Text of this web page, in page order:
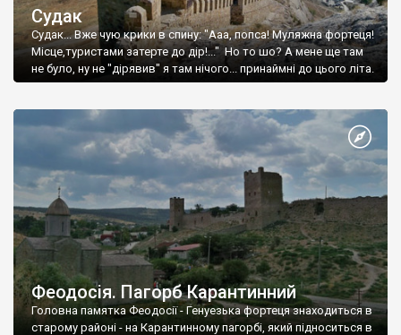
Судак
Судак... Вже чую крики в спину: "Ааа, попса! Муляжна фортеця!
Місце,туристами затерте до дір!..." Но то шо? А мене ще там
не було, ну не "дірявив" я там нічого... принаймні до цього літа.
Феодосія. Пагорб Карантинний
Головна памятка Феодосії - Генуезька фортеця знаходиться в
старому районі - на Карантинному пагорбі, який підноситься в